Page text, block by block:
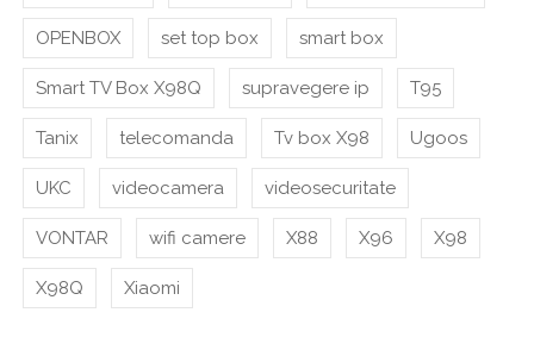
OPENBOX set top box smart box
Smart TV Box X98Q supravegere ip T95
Tanix telecomanda Tv box X98 Ugoos
UKC videocamera videosecuritate
VONTAR wifi camere X88 X96 X98
X98Q Xiaomi